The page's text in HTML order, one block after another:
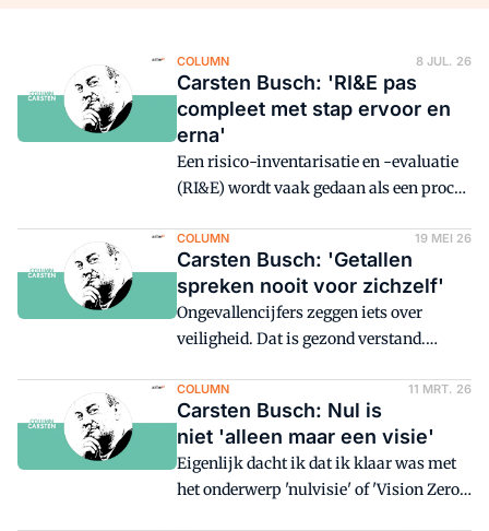
COLUMN 8 JUL. 26
Carsten Busch: 'RI&E pas
compleet met stap ervoor en
erna'
Een risico-inventarisatie en -evaluatie
(RI&E) wordt vaak gedaan als een proces
uitvoering van een aantal logisch
opeenvolgende stappen. Maar hoe zit
het met de stappen voor en na de RI&E?
COLUMN 19 MEI 26
Carsten Busch: 'Getallen
spreken nooit voor zichzelf'
Ongevallencijfers zeggen iets over
veiligheid. Dat is gezond verstand.
is het onveilig.
COLUMN 11 MRT. 26
Carsten Busch: Nul is
niet 'alleen maar een visie'
Eigenlijk dacht ik dat ik klaar was met
het onderwerp 'nulvisie' of 'Vision Zero'.